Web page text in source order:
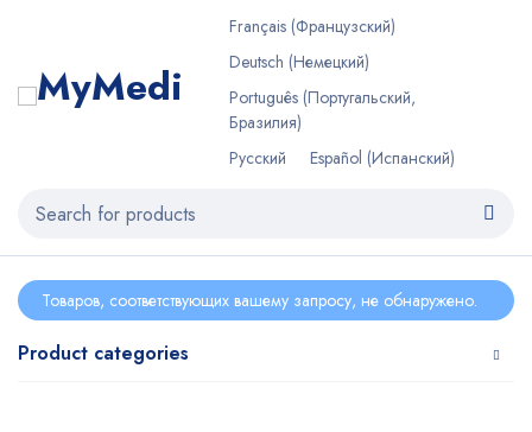
Français (Французский)
Deutsch (Немецкий)
Português (Португальский,
Бразилия)
Русский
Español (Испанский)
Product categories
Товаров, соответствующих вашему запросу, не обнаружено.